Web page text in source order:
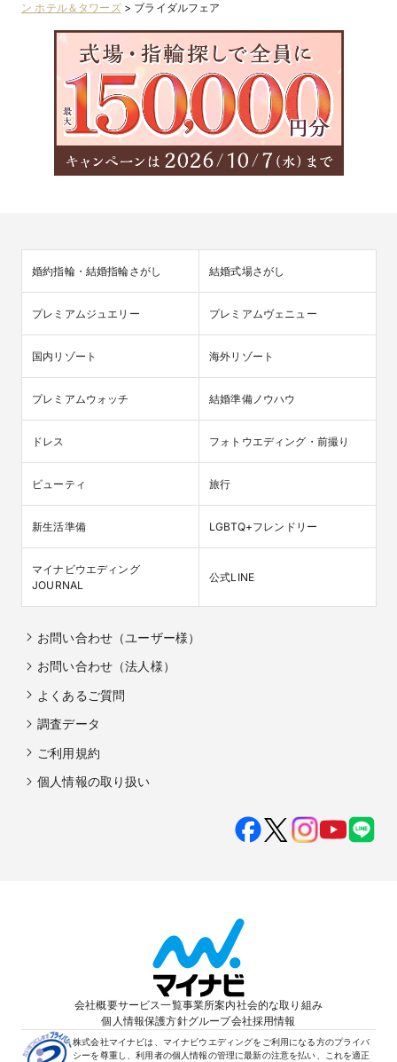
ン ホテル＆タワーズ> ブライダルフェア
婚約指輪・結婚指輪さがし 結婚式場さがし
プレミアムジュエリー プレミアムヴェニュー
国内リゾート 海外リゾート
プレミアムウォッチ 結婚準備ノウハウ
ドレス フォトウエディング・前撮り
ビューティ 旅行
新生活準備 LGBTQ+フレンドリー
マイナビウエディング
JOURNAL
公式LINE
お問い合わせ（ユーザー様）
お問い合わせ（法人様）
よくあるご質問
調査データ
ご利用規約
個人情報の取り扱い
会社概要サービス一覧事業所案内社会的な取り組み
個人情報保護方針グループ会社採用情報
株式会社マイナビは、マイナビウエディングをご利用になる方のプライバ
シーを尊重し、利用者の個人情報の管理に最新の注意を払い、これを適正